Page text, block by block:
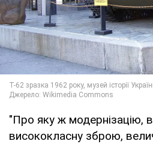
"Про яку ж модернізацію,
висококласну зброю,